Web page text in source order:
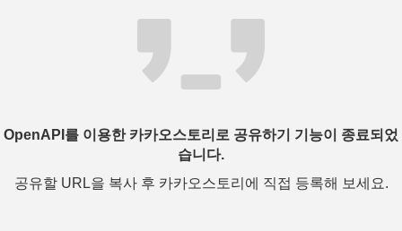
OpenAPI를 이용한 카카오스토리로 공유하기 기능이 종료되었
습니다.
공유할 URL을 복사 후 카카오스토리에 직접 등록해 보세요.